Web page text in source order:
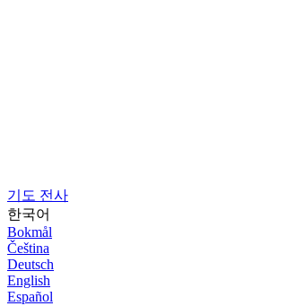
기도 전사
한국어
Bokmål
Čeština
Deutsch
English
Español